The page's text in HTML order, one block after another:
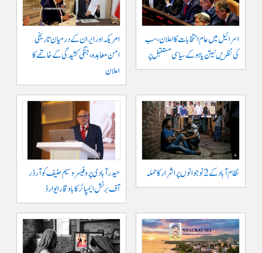
اسرائیل میں عام انتخابات کا اعلان، سب
کی نظریں نیتن یاہو کے سیاسی مستقبل پر
امریکہ اور ایران کے درمیان تاریخی
امن معاہدہ، جنگی کشیدگی کے خاتمے کا
اعلان
نظام آباد کے 2 نوجوانوں پر اشرار کا حملہ
حیدر آبادی پر و فیسر وسیم حنیف کو آرڈر
آف برٹش ایمپائر کا باوقار ایوارڈ